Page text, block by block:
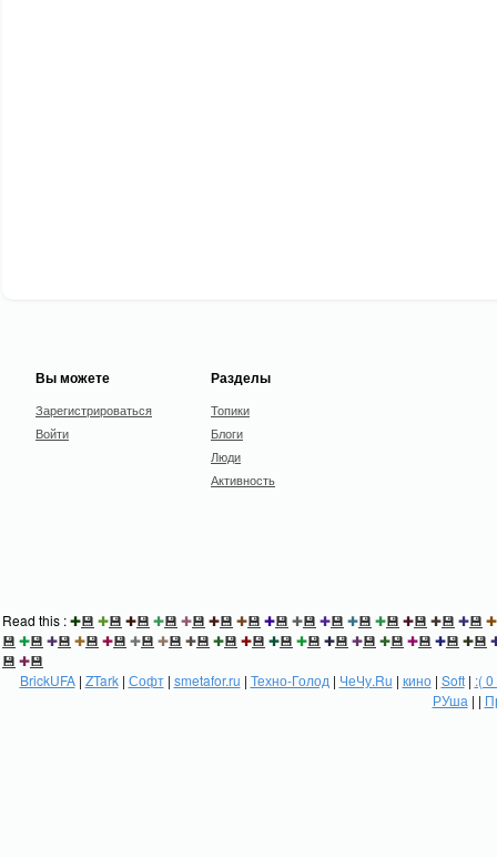
Вы можете
Зарегистрироваться
Войти
Разделы
Топики
Блоги
Люди
Активность
Read this :✚💾 ✚💾 ✚💾 ✚💾 ✚💾 ✚💾 ✚💾 ✚💾 ✚💾 ✚💾 ✚💾 ✚💾 ✚💾 ✚💾 ✚💾 ✚
💾 ✚💾 ✚💾 ✚💾 ✚💾 ✚💾 ✚💾 ✚💾 ✚💾 ✚💾 ✚💾 ✚💾 ✚💾 ✚💾 ✚💾 ✚💾 ✚💾 ✚💾
💾 ✚💾
BrickUFA| ZTark| Софт| smetafor.ru | Техно-Голод | ЧеЧу.Ru | кино| Soft| :(
РУша | |